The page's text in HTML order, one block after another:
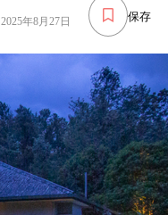
保存
2025年8月27日